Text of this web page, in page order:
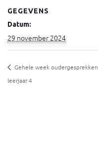
GEGEVENS
Datum:
29 november 2024
Gehele week oudergesprekken
leerjaar 4